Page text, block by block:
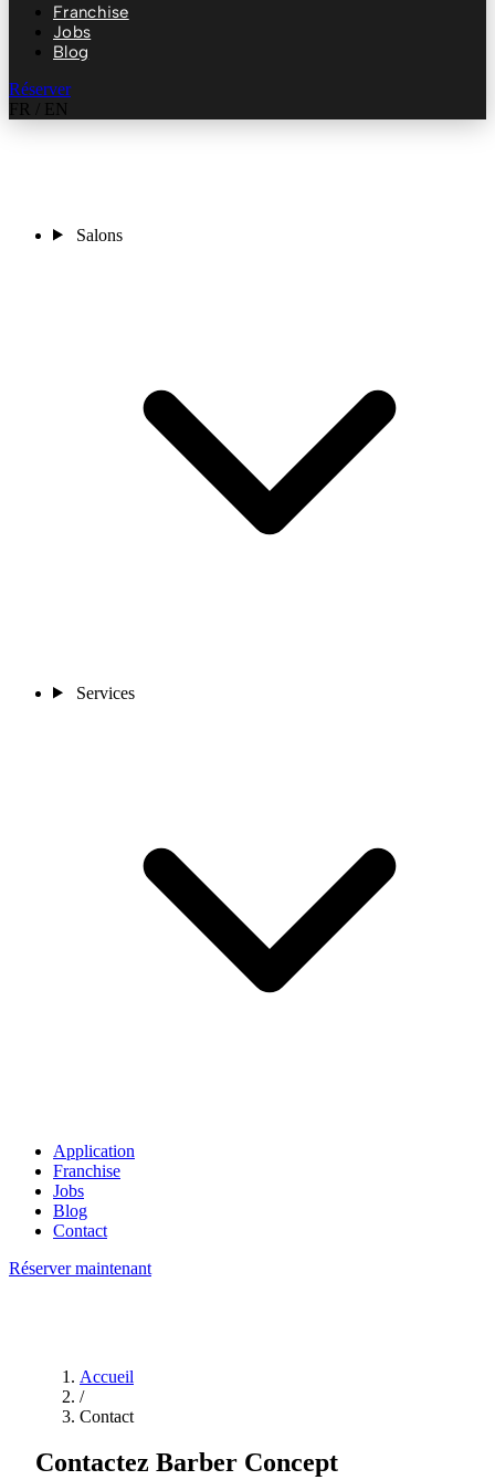
Franchise
Jobs
Blog
Réserver
FR
EN
Salons
Services
Application
Franchise
Jobs
Blog
Contact
Réserver maintenant
Accueil
/
Contact
Contactez Barber Concept